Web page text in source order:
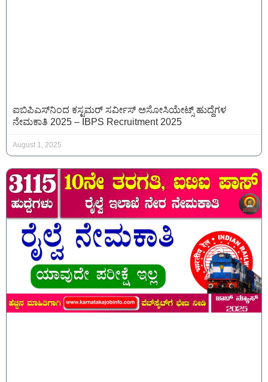
ಐಬಿಪಿಎಸ್‌ನಿಂದ ಕಸ್ಟಮರ್ ಸರ್ವೀಸ್ ಅಸೋಸಿಯೇಟ್ಸ್ ಹುದ್ದೆಗಳ
ನೇಮಕಾತಿ 2025 – IBPS Recruitment 2025
August 1, 2025